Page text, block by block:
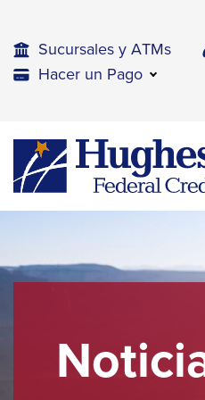
Navigation
Main
Content
FooterSucursales y ATMs
Hacer un Pago
Hughes
Federal
Credit
navigation
escape,